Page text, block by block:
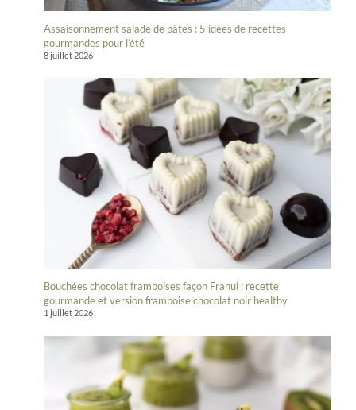
Assaisonnement salade de pâtes : 5 idées de recettes
gourmandes pour l’été
8 juillet 2026
Bouchées chocolat framboises façon Franui : recette
gourmande et version framboise chocolat noir healthy
1 juillet 2026